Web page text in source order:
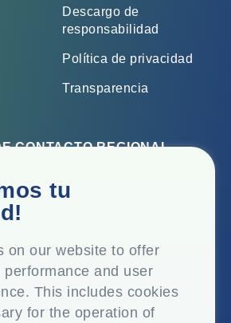
tu
on our website to offer
and user
This includes cookies
for the operation of
Descargo de
responsabilidad
Política de privacidad
Transparencia
CONTACTO REGIONAL
Kamala City, Senapati Bapat
Mumbai - 400 013, Maharashtra,
Shahapur, Dist. Thane - 421 604,